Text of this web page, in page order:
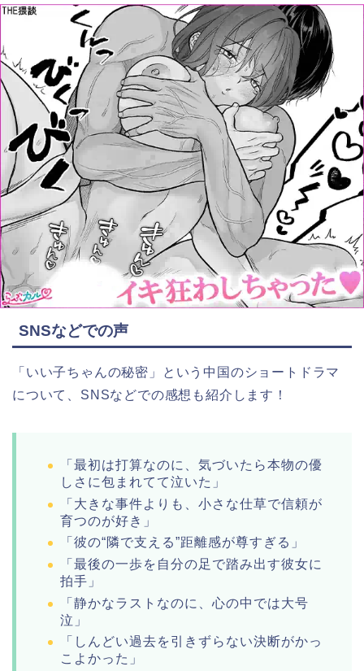
SNSなどでの声
「いい子ちゃんの秘密」という中国 のショートドラマ
について、SNSなどでの感想も紹介します！
「最初は打算なのに、気づいたら本物の優
しさに包まれてて泣いた」​
「大きな事件よりも、小さな仕草で信頼が
育つのが好き」​
「彼の“隣で支える”距離感が尊すぎる」​
「最後の一歩を自分の足で踏み出す彼女に
拍手」​
「静かなラストなのに、心の中では大号
泣」​
「しんどい過去を引きずらない決断がかっ
こよかった」​